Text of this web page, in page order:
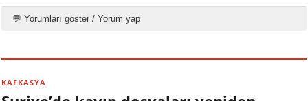
💬 Yorumları göster / Yorum yap
KAFKASYA